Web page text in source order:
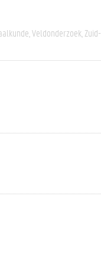
Veldonderzoek Zuid-